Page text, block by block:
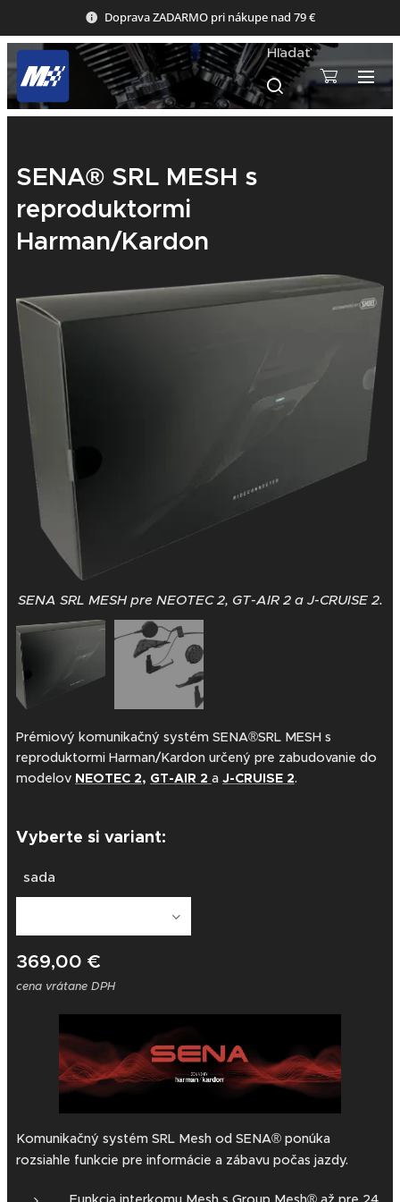
Doprava ZADARMO pri nákupe nad 79 €
Hľadať
SENA® SRL MESH s
reproduktormi
Harman/Kardon
SENA SRL MESH pre NEOTEC 2, GT-AIR 2 a J-CRUISE 2.
Prémiový komunikačný systém SENA®SRL MESH s
reproduktormi Harman/Kardon určený pre zabudovanie do
modelov NEOTEC 2, GT-AIR 2 a J-CRUISE 2.
Vyberte si variant:
sada
369,00 €
cena vrátane DPH
Komunikačný systém SRL Mesh od SENA® ponúka
rozsiahle funkcie pre informácie a zábavu počas jazdy.